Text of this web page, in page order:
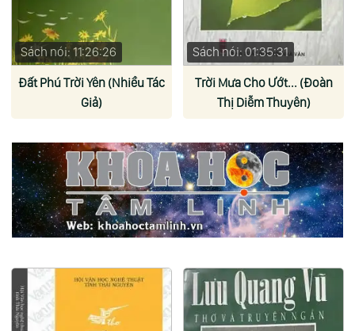
Sách nói: 11:26:26
Đất Phú Trời Yên (Nhiều Tác
Giả)
Sách nói: 01:35:31
Trời Mưa Cho Ướt... (Đoàn
Thị Diễm Thuyên)